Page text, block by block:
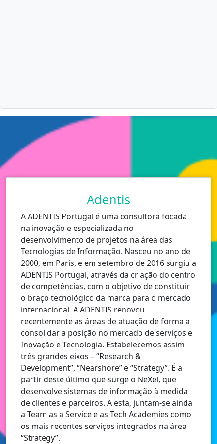
Adentis
A ADENTIS Portugal é uma consultora focada
na inovação e especializada no
desenvolvimento de projetos na área das
Tecnologias de Informação. Nasceu no ano de
2000, em Paris, e em setembro de 2016 surgiu a
ADENTIS Portugal, através da criação do centro
de competências, com o objetivo de constituir
o braço tecnológico da marca para o mercado
internacional. A ADENTIS renovou
recentemente as áreas de atuação de forma a
consolidar a posição no mercado de serviços e
Inovação e Tecnologia. Estabelecemos assim
três grandes eixos – “Research &
Development”, “Nearshore” e “Strategy”. É a
partir deste último que surge o NeXel, que
desenvolve sistemas de informação à medida
de clientes e parceiros. A esta, juntam-se ainda
a Team as a Service e as Tech Academies como
os mais recentes serviços integrados na área
“Strategy”.